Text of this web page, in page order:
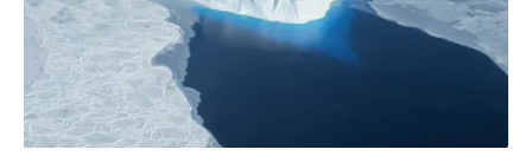
CNN，研究人員於2017年首次進入該洞穴，當時周圍的冰
川已逐漸融化。該處冰川融化共發現了300件物品，包括
草蓆、硬幣、頭盔、彈藥、瓶子、罐頭，甚至報紙。